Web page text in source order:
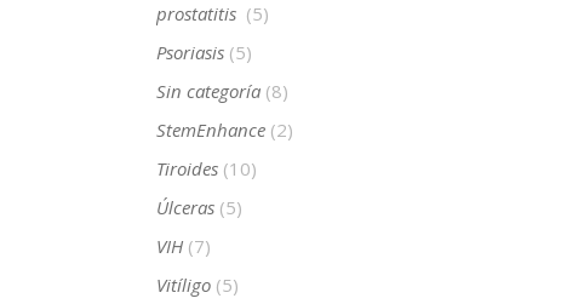
prostatitis (5)
Psoriasis(5)
Sin categoría(8)
StemEnhance(2)
Tiroides(10)
Úlceras(5)
VIH(7)
Vitíligo(5)